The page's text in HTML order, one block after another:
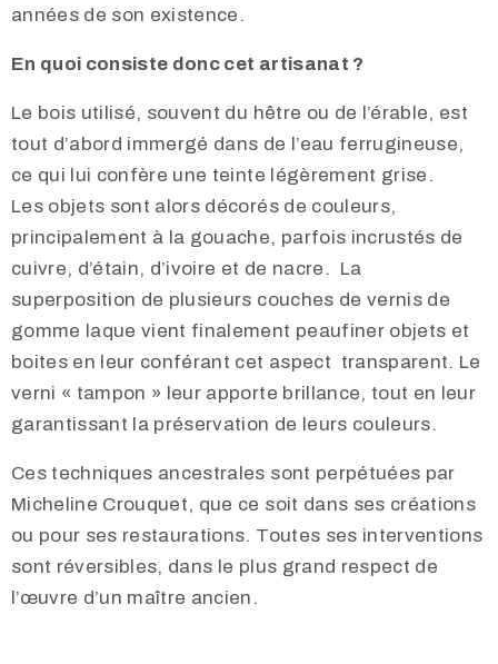
années de son existence.
En quoi consiste donc cet artisanat ?
Le bois utilisé, souvent du hêtre ou de l’érable, est
tout d’abord immergé dans de l’eau ferrugineuse,
ce qui lui confère une teinte légèrement grise.
Les objets sont alors décorés de couleurs,
principalement à la gouache, parfois incrustés de
cuivre, d’étain, d’ivoire et de nacre. La
superposition de plusieurs couches de vernis de
gomme laque vient finalement peaufiner objets et
boites en leur conférant cet aspect transparent. Le
verni « tampon » leur apporte brillance, tout en leur
garantissant la préservation de leurs couleurs.
Ces techniques ancestrales sont perpétuées par
Micheline Crouquet, que ce soit dans ses créations
ou pour ses restaurations. Toutes ses interventions
sont réversibles, dans le plus grand respect de
l’œuvre d’un maître ancien.